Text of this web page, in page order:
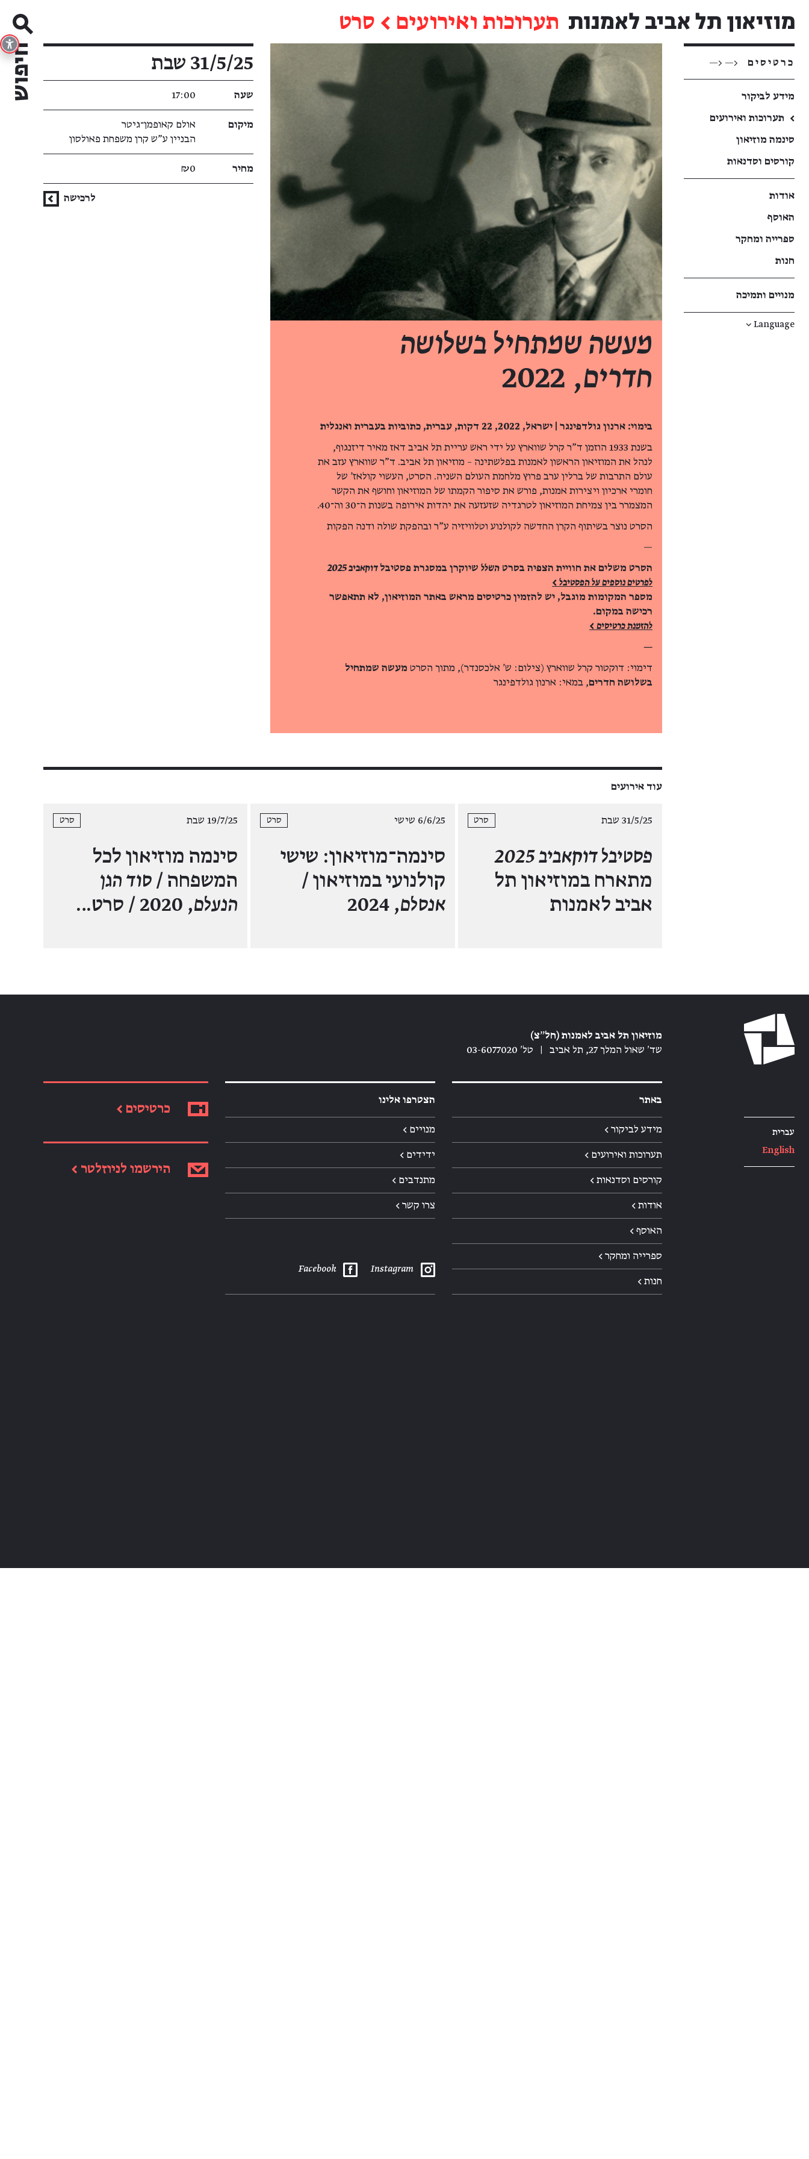
תערוכות ואירועים ← סרט
כרטיסים <— <—
מידע לביקור
←
תערוכות ואירועים
סינמה מוזיאון
קורסים וסדנאות
אודות
האוסף
ספרייה ומחקר
חנות
מנויים ותמיכה
Language
↓
מעשה שמתחיל בשלושה
חדרים, 2022
בימוי: ארנון גולדפינגר | ישראל, 2022, 22 דקות, עברית, כתוביות בעברית ואנגלית
בשנת 1933 הוזמן ד"ר קרל שווארץ על ידי ראש עריית תל אביב דאז מאיר דיזנגוף,
לנהל את המוזיאון הראשון לאמנות בפלשתינה – מוזיאון תל אביב. ד"ר שווארץ עזב את
עולם התרבות של ברלין ערב פרוץ מלחמת העולם השניה. הסרט, העשוי קולאז' של
חומרי ארכיון ויצירות אמנות, פורש את סיפור הקמתו של המוזיאון וחושף את הקשר
המצמרר בין צמיחת המוזיאון לטרגדיה שזעזעה את יהדות אירופה בשנות ה־30 וה־40.
הסרט נוצר בשיתוף הקרן החדשה לקולנוע וטלוויזיה ע"ר ובהפקת שולה ודנה הפקות
—
הסרט משלים את חוויית הצפיה בסרט השלל שיוקרן במסגרת פסטיבלדוקאביב 2025
לפרטים נוספים על הפסטיבל >
מספר המקומות מוגבל, יש להזמין כרטיסים מראש באתר המוזיאון, לא תתאפשר
רכישה במקום.
להזמנת כרטיסים >
—
דימוי: דוקטור קרל שווארץ (צילום: ש' אלכסנדר), מתוך הסרט מעשה שמתחיל
בשלושה חדרים, במאי: ארנון גולדפינגר
פרטי האירוע
31/5/25 שבת
שעה 17:00
מיקום
אולם קאופמן־גיטר
הבניין ע"ש קרן משפחת פאולסון
מחיר ₪0
לרכישה
עוד אירועים
31/5/25 שבת סרט
פסטיבל דוקאביב 2025
מתארח במוזיאון תל
אביב לאמנות
6/6/25 שישי סרט
סינמה־מוזיאון: שישי
קולנועי במוזיאון /
אנסלם, 2024
19/7/25 שבת סרט
סינמה מוזיאון לכל
המשפחה / סוד הגן
הנעלם, 2020 / סרט…
עברית
English
מוזיאון תל אביב לאמנות (חל״צ)
שד׳ שאול המלך 27, תל אביב
טל׳ 03-6077020
באתר
מידע לביקור ←
תערוכות ואירועים ←
קורסים וסדנאות ←
אודות ←
האוסף ←
ספרייה ומחקר ←
חנות ←
הצטרפו אלינו
מנויים ←
ידידים ←
מתנדבים ←
צרו קשר ←
Instagram
Facebook
כרטיסים ←
הירשמו לניוזלטר ←